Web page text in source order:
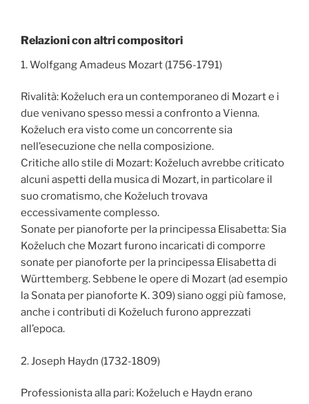
Relazioni con altri compositori
1. Wolfgang Amadeus Mozart (1756-1791)
Rivalità: Koželuch era un contemporaneo di Mozart e i
due venivano spesso messi a confronto a Vienna.
Koželuch era visto come un concorrente sia
nell’esecuzione che nella composizione.
Critiche allo stile di Mozart: Koželuch avrebbe criticato
alcuni aspetti della musica di Mozart, in particolare il
suo cromatismo, che Koželuch trovava
eccessivamente complesso.
Sonate per pianoforte per la principessa Elisabetta: Sia
Koželuch che Mozart furono incaricati di comporre
sonate per pianoforte per la principessa Elisabetta di
Württemberg. Sebbene le opere di Mozart (ad esempio
la Sonata per pianoforte K. 309) siano oggi più famose,
anche i contributi di Koželuch furono apprezzati
all’epoca.
2. Joseph Haydn (1732-1809)
Professionista alla pari: Koželuch e Haydn erano